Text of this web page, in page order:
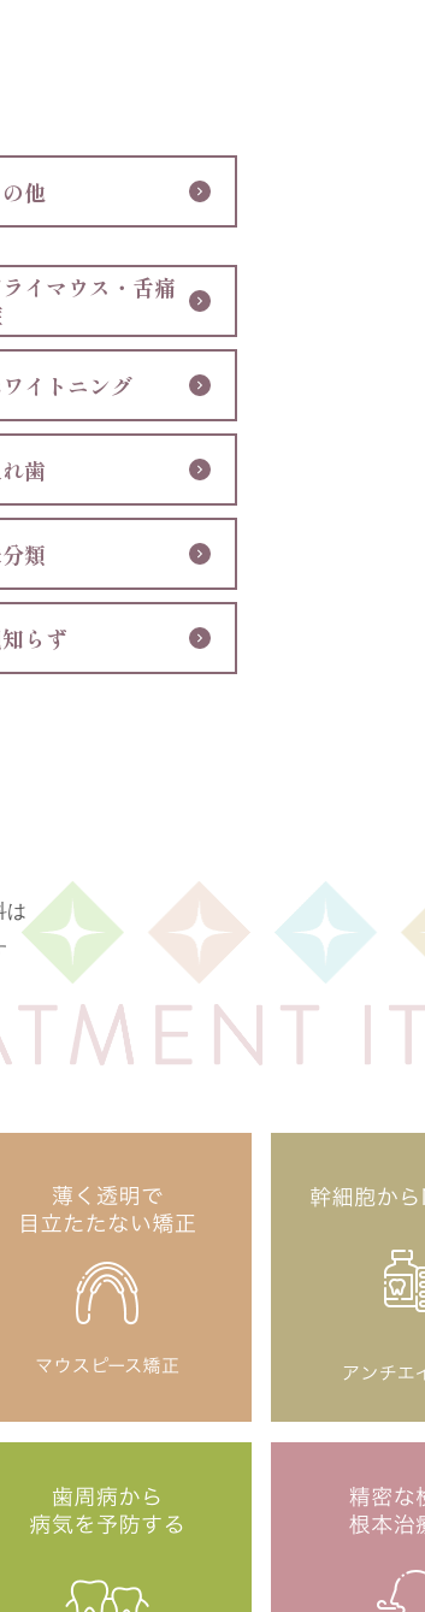
他
ライマウス・舌痛
イトニング
歯
類
らず
は